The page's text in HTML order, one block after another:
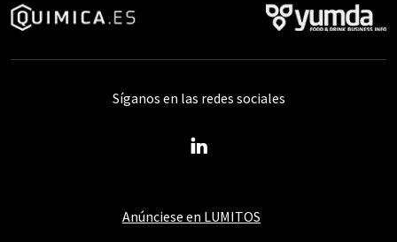
Anúnciese en LUMITOS
Síganos en las redes sociales